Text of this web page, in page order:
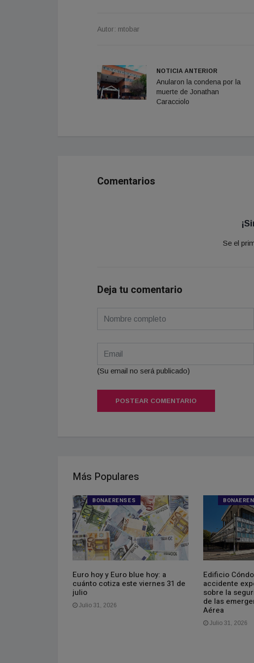
Autor: mtobar
NOTICIA ANTERIOR
Anularon la condena por la
muerte de Jonathan
Caracciolo
Comentarios
Se el
Deja tu comentario
(Su email no será publicado)
POSTEAR COMENTARIO
Más Populares
BONAERENSES
Euro hoy y Euro blue hoy: a
cuánto cotiza este viernes 31 de
julio
Julio 31, 2026
Edificio
accidente
sobre la
de las
Aérea
Julio 31, 2026